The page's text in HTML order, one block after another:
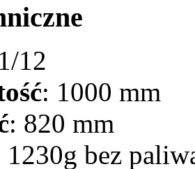
12
: 1000 mm
: 820 mm
1230g bez